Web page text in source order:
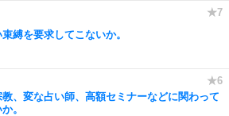
縛を要求してこないか。
、変な占い師、高額セミナーなどに関わって
。